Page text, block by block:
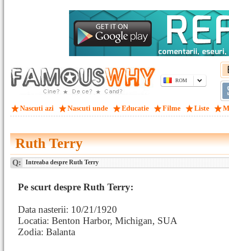
ROM
Nascuti azi Nascuti unde Educatie Filme Liste
Ruth Terry
Q: Intreaba despre Ruth Terry
Pe scurt despre Ruth Terry:
Data nasterii: 10/21/1920
Locatia: Benton Harbor, Michigan, SUA
Zodia: Balanta